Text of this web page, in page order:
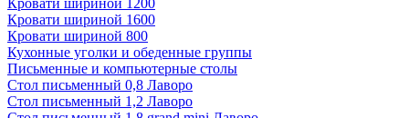
Кровати шириной 1200
Кровати шириной 1600
Кровати шириной 800
Кухонные уголки и обеденные группы
Письменные и компьютерные столы
Стол письменный 0,8 Лаворо
Стол письменный 1,2 Лаворо